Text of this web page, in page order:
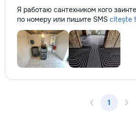
Я работаю сантехником кого
по номеру или пишите SMS citește
1